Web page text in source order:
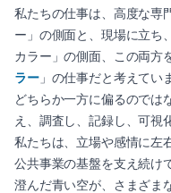
私たちの仕事は、高度な専
ー」の側面と、現場に立ち
カラー」の側面、この両方
ラー」の仕事だと考えてい
どちらか一方に偏るのでは
え、調査し、記録し、可視
私たちは、立場や感情に左
公共事業の基盤を支え続け
澄んだ青い空が、さまざま